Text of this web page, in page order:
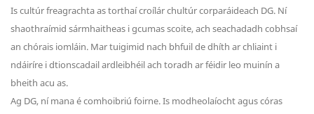
Is cultúr freagrachta as torthaí croílár chultúr corparáideach DG. Ní
shaothraímid sármhaitheas i gcumas scoite, ach seachadadh cobhsaí
an chórais iomláin. Mar tuigimid nach bhfuil de dhíth ar chliaint i
ndáiríre i dtionscadail ardleibhéil ach toradh ar féidir leo muinín a
bheith acu as.
Ag DG, ní mana é comhoibriú foirne. Is modheolaíocht agus córas